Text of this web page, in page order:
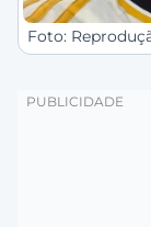
Foto: